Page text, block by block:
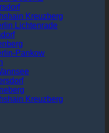
Kreuzberg
Lichtenrade
Pankow
Kreuzberg